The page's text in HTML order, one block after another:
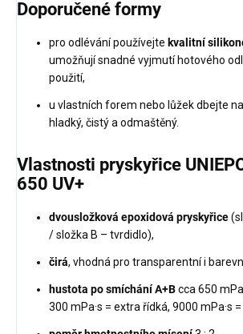
Doporučené formy
pro odlévání používejte kvalitní
umožňují snadné vyjmutí hotového
použití,
u vlastních forem nebo lůžek dbejte
hladký, čistý a odmaštěný.
Vlastnosti pryskyřice
650 UV+
dvousložková epoxidová pryskyřice
/ složka B – tvrdidlo),
čirá, vhodná pro transparentní i
hustota po smíchání A+Bcca 650
300 mPa·s = extra řídká, 9000 mPa·s